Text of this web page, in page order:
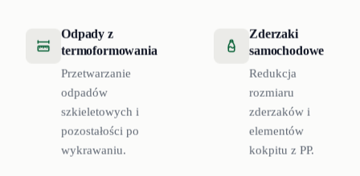
Odpady z
termoformowania
Przetwarzanie
odpadów
szkieletowych i
pozostałości po
wykrawaniu.
Zderzaki
samochodowe
Redukcja
rozmiaru
zderzaków i
elementów
kokpitu z PP.